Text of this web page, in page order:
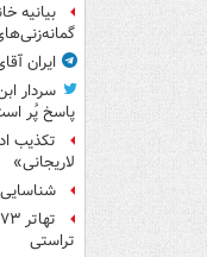
بیانیه
ایران
سردار
پاسخ پُر
تکذیب
لاریجانی»
شناسایی و
تراستی